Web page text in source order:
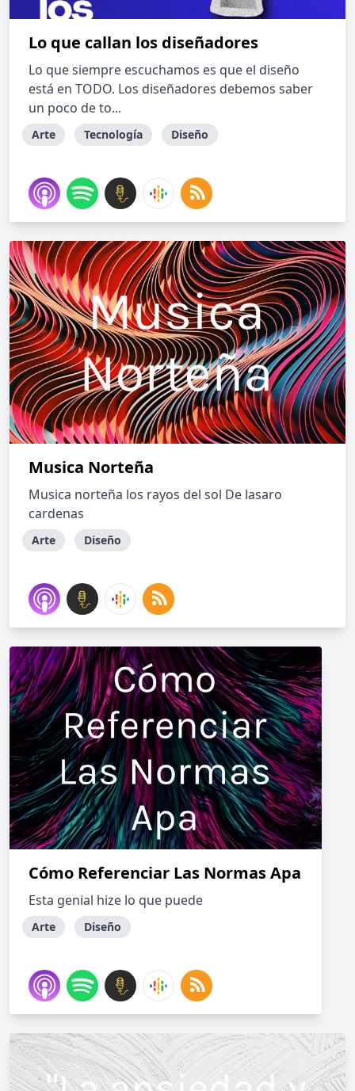
Lo que callan los diseñadores
Lo que siempre escuchamos es que el diseño
está en TODO. Los diseñadores debemos saber
un poco de to...
Arte Tecnología Diseño
Musica Norteña
Musica norteña los rayos del sol De lasaro
cardenas
Arte Diseño
Cómo Referenciar Las Normas Apa
Esta genial hize lo que puede
Arte Diseño